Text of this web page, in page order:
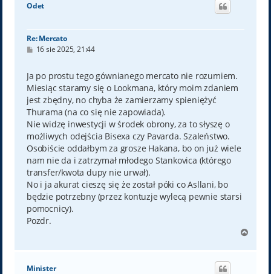
Odet
Re: Mercato
P16 sie 2025, 21:44
Ja po prostu tego gównianego mercato nie rozumiem.
Miesiąc staramy się o Lookmana, który moim zdaniem
jest zbędny, no chyba że zamierzamy spieniężyć
Thurama (na co się nie zapowiada).
Nie widzę inwestycji w środek obrony, za to słyszę o
możliwych odejścia Bisexa czy Pavarda. Szaleństwo.
Osobiście oddałbym za grosze Hakana, bo on już wiele
nam nie da i zatrzymał młodego Stankovica (którego
transfer/kwota dupy nie urwał).
No i ja akurat cieszę się że został póki co Asllani, bo
będzie potrzebny (przez kontuzje wylecą pewnie starsi
pomocnicy).
Pozdr.
g
Minister